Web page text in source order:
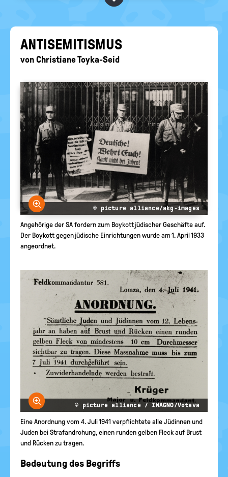
politische
EURE AKTUELLEN FRAGEN...
AN­TI­SE­MI­TIS­MUS
von Christiane Toyka-Seid
Bild vergrößern
© picture alliance/akg-images
Angehörige der SA fordern zum Boykott jüdischer Geschäfte auf.
Der Boykott gegen jüdische Einrichtungen wurde am 1. April 1933
angeordnet.
Bild vergrößern
© picture alliance / IMAGNO/Votava
Eine Anordnung vom 4. Juli 1941 verpflichtete alle Jüdinnen und
Juden bei Strafandrohung, einen runden gelben Fleck auf Brust
und Rücken zu tragen.
Bedeutung des Begriffs